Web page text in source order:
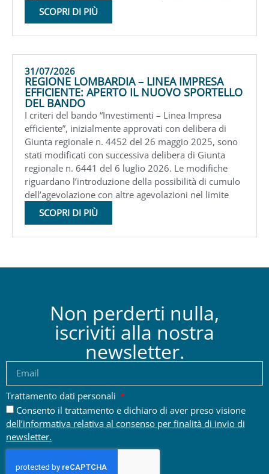
SCOPRI DI PIÙ
31/07/2026
REGIONE LOMBARDIA – LINEA IMPRESA
EFFICIENTE: APERTO IL NUOVO SPORTELLO
DEL BANDO
I criteri del bando “Investimenti – Linea Impresa
efficiente”, inizialmente approvati con delibera di
Giunta regionale n. 4452 del 26 maggio 2025, sono
stati modificati con successiva delibera di Giunta
regionale n. 6441 del 6 luglio 2026. Le modifiche
riguardano l’introduzione della possibilità di cumulo
dell’agevolazione con altre agevolazioni nel limite
SCOPRI DI PIÙ
Non perderti nulla,
iscriviti alla nostra
newsletter.
Trattamento dati personali
Consento il trattamento e dichiaro di aver preso visione
dell’informativa relativa al consenso per finalità di invio di
newsletter.